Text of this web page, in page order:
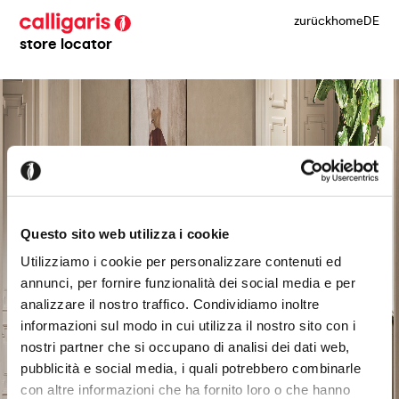
Questo sito web utilizza i cookie
Utilizziamo i cookie per personalizzare contenuti ed
annunci, per fornire funzionalità dei social media e per
analizzare il nostro traffico. Condividiamo inoltre
informazioni sul modo in cui utilizza il nostro sito con i
nostri partner che si occupano di analisi dei dati web,
pubblicità e social media, i quali potrebbero combinarle
con altre informazioni che ha fornito loro o che hanno
store locator
zurückhomeDE